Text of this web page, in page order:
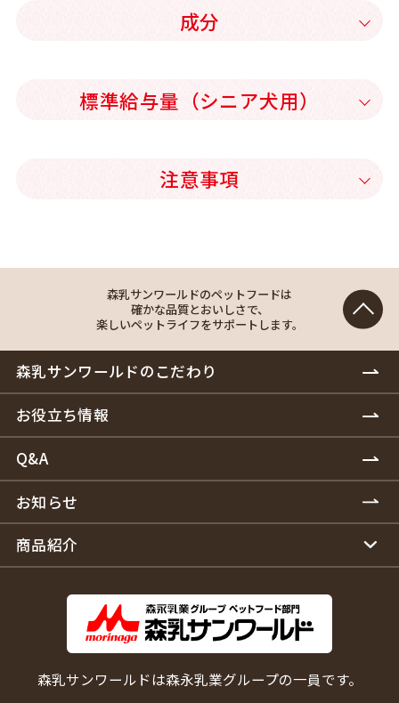
成分
標準給与量（シニア犬用）
注意事項
森乳サンワールドのペットフードは
確かな品質とおいしさで、
楽しいペットライフをサポートします。
森乳サンワールドのこだわり
お役立ち情報
Q&A
お知らせ
商品紹介
森乳サンワールドは森永乳業グループの一員です。